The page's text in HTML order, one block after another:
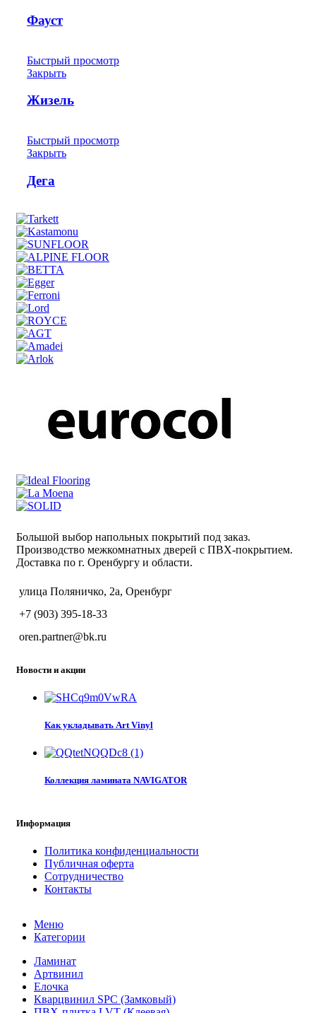
Фауст
Быстрый просмотр
Закрыть
Жизель
Быстрый просмотр
Закрыть
Дега
Большой выбор напольных покрытий под заказ.
Производство межкомнатных дверей с ПВХ-покрытием.
Доставка по г. Оренбургу и области.
улица Поляничко, 2а, Оренбург
+7 (903) 395-18-33
oren.partner@bk.ru
Новости и акции
Как укладывать Art Vinyl
Коллекция ламината NAVIGATOR
Информация
Политика конфиденциальности
Публичная оферта
Сотрудничество
Контакты
Меню
Категории
Ламинат
Артвинил
Елочка
Кварцвинил SPC (Замковый)